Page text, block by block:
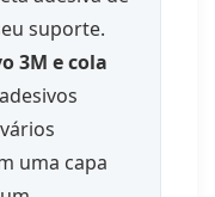
suporte.
3M e cola
uma capa